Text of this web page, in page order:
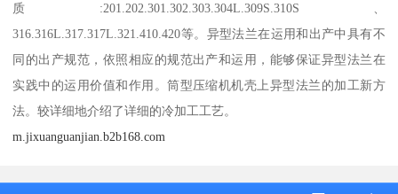
质:201.202.301.302.303.304L.309S.310S、
316.316L.317.317L.321.410.420等。异型法兰在运用和出产中具有不
同的出产规范，依照相应的规范出产和运用，能够保证异型法兰在
实践中的运用价值和作用。筒型压缩机机壳上异型法兰的加工新方
法。较详细地介绍了详细的冷加工工艺。
m.jixuanguanjian.b2b168.com